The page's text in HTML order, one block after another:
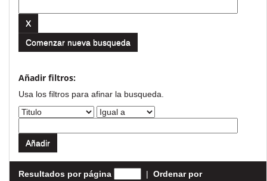
Comenzar nueva busqueda
Añadir filtros:
Usa los filtros para afinar la busqueda.
Resultados por página | Ordenar por